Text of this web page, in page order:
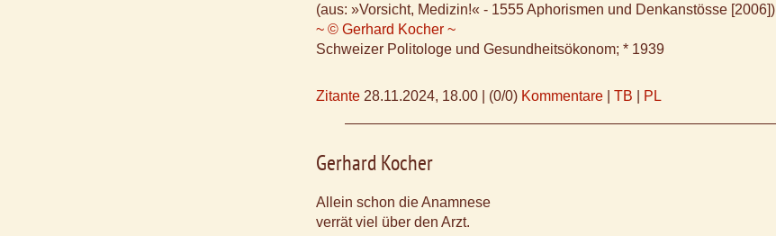
(aus: »Vorsicht, Medizin!« - 1555 Aphorismen und Denkanstösse [2006])
~ © Gerhard Kocher ~
Schweizer Politologe und Gesundheitsökonom; * 1939
Zitante 28.11.2024, 18.00 (0/0) Kommentare TB PL
Gerhard Kocher
Allein schon die Anamnese
verrät viel über den Arzt.